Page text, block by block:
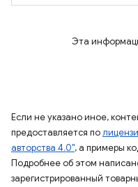
Эта
Если не указано иное,
предоставляется по
авторства 4.0", а примеры
Подробнее об этом
зарегистрированный